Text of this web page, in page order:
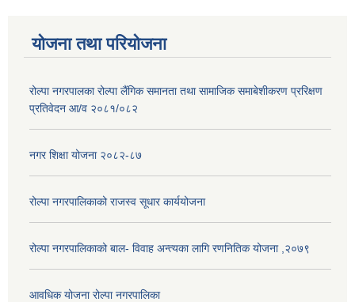
योजना तथा परियोजना
रोल्पा नगरपालका रोल्पा लैंगिक समानता तथा सामाजिक समाबेशीकरण प्ररिक्षण
प्रतिवेदन आ/व २०८१/०८२
नगर शिक्षा योजना २०८२-८७
रोल्पा नगरपालिकाको राजस्व सूधार कार्ययोजना
रोल्पा नगरपालिकाको बाल- विवाह अन्त्यका लागि रणनितिक योजना ,२०७९
आवधिक योजना रोल्पा नगरपालिका